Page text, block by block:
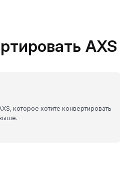
которое хотите конвертировать